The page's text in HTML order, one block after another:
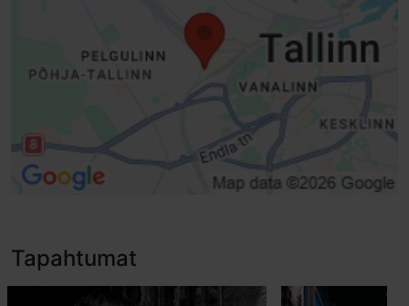
Matala palvelutiski
Tapahtumat